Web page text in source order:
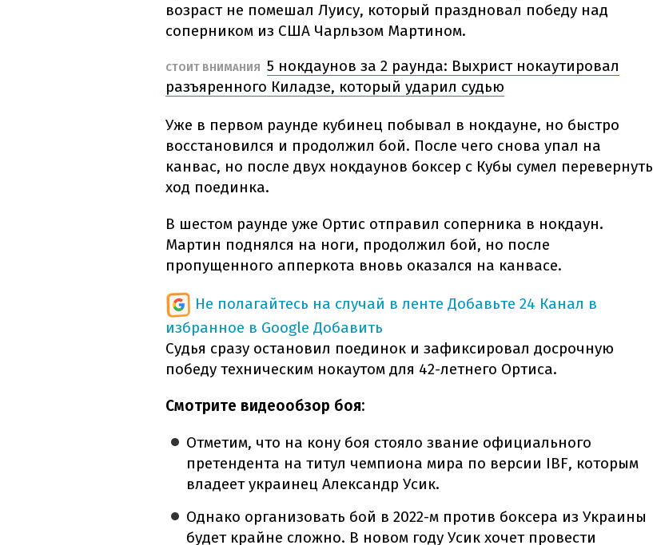
возраст не помешал Луису, который праздновал победу над
соперником из США Чарльзом Мартином.
СТОИТ ВНИМАНИЯ 5 нокдаунов за 2 раунда: Выхрист нокаутировал
разъяренного Киладзе, который ударил судью
Уже в первом раунде кубинец побывал в нокдауне, но быстро
восстановился и продолжил бой. После чего снова упал на
канвас, но после двух нокдаунов боксер с Кубы сумел перевернуть
ход поединка.
В шестом раунде уже Ортис отправил соперника в нокдаун.
Мартин поднялся на ноги, продолжил бой, но после
пропущенного апперкота вновь оказался на канвасе.
Не полагайтесь на случай в ленте Добавьте 24 Канал в
избранное в Google Добавить
Судья сразу остановил поединок и зафиксировал досрочную
победу техническим нокаутом для 42-летнего Ортиса.
Смотрите видеообзор боя:
Отметим, что на кону боя стояло звание официального
претендента на титул чемпиона мира по версии IBF, которым
владеет украинец Александр Усик.
Однако организовать бой в 2022-м против боксера из Украины
будет крайне сложно. В новом году Усик хочет провести